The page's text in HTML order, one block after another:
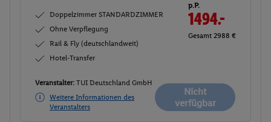
Doppelzimmer STANDARDZIMMER
Ohne Verpflegung
Rail & Fly (deutschlandweit)
Hotel-Transfer
p.P.
1494.-
Gesamt 2988 €
Veranstalter: TUI Deutschland GmbH
Weitere Informationen des
Veranstalters
Nicht
verfügbar